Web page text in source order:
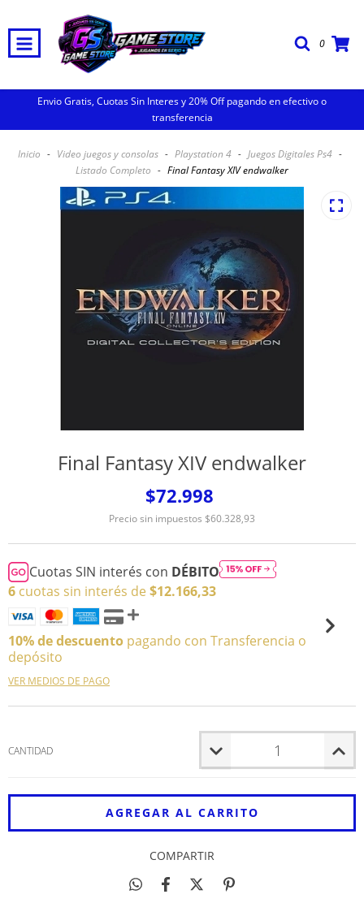
0
Envio Gratis, Cuotas Sin Interes y 20% Off pagando en efectivo o
transferencia
Inicio - Video juegos y consolas - Playstation 4 - Juegos Digitales Ps4 -
Listado Completo - Final Fantasy XIV endwalker
Final Fantasy XIV endwalker
$72.998
Precio sin impuestos $60.328,93
Cuotas SIN interés con DÉBITO
6 cuotas sin interés de $12.166,33
10% de descuento pagando con Transferencia o
depósito
VER MEDIOS DE PAGO
CANTIDAD
COMPARTIR